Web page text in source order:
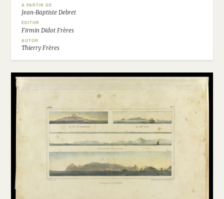
A PARTIR DE
Jean-Baptiste Debret
EDITOR
Firmin Didot Frères
AUTOR
Thierry Frères